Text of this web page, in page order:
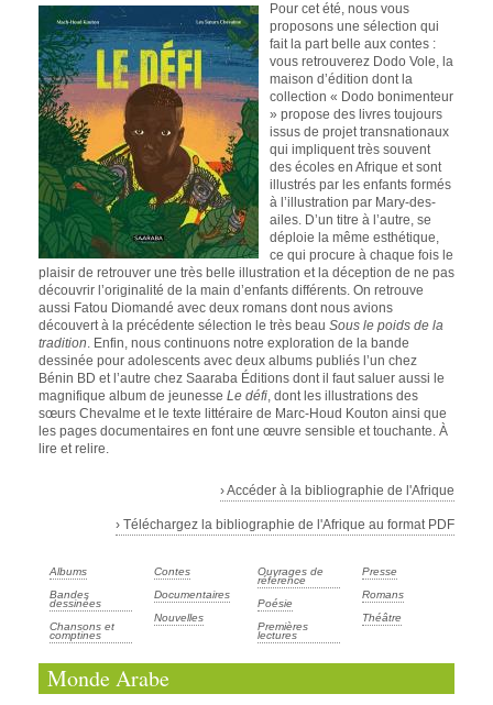
Pour cet été, nous vous
proposons une sélection qui
fait la part belle aux contes :
vous retrouverez Dodo Vole, la
maison d’édition dont la
collection « Dodo bonimenteur
» propose des livres toujours
issus de projet transnationaux
qui impliquent très souvent
des écoles en Afrique et sont
illustrés par les enfants formés
à l’illustration par Mary-des-
ailes. D’un titre à l’autre, se
déploie la même esthétique,
ce qui procure à chaque fois le
plaisir de retrouver une très belle illustration et la déception de ne pas
découvrir l’originalité de la main d’enfants différents. On retrouve
aussi Fatou Diomandé avec deux romans dont nous avions
découvert à la précédente sélection le très beau Sous le poids de la
tradition. Enfin, nous continuons notre exploration de la bande
dessinée pour adolescents avec deux albums publiés l’un chez
Bénin BD et l’autre chez Saaraba Éditions dont il faut saluer aussi le
magnifique album de jeunesse Le défi, dont les illustrations des
sœurs Chevalme et le texte littéraire de Marc-Houd Kouton ainsi que
les pages documentaires en font une œuvre sensible et touchante. À
lire et relire.
› Accéder à la bibliographie de l'Afrique
› Téléchargez la bibliographie de l'Afrique au format PDF
Albums
Bandes
dessinées
Chansons et
comptines
Contes
Documentaires
Nouvelles
Ouvrages de
référence
Poésie
Premières
lectures
Presse
Romans
Théâtre
Monde Arabe